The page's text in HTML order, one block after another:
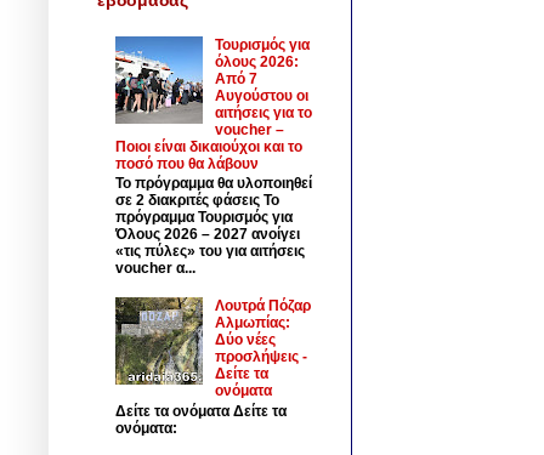
Τουρισμός για
όλους 2026:
Από 7
Αυγούστου οι
αιτήσεις για το
voucher –
Ποιοι είναι δικαιούχοι και το
ποσό που θα λάβουν
Το πρόγραμμα θα υλοποιηθεί
σε 2 διακριτές φάσεις Το
πρόγραμμα Τουρισμός για
Όλους 2026 – 2027 ανοίγει
«τις πύλες» του για αιτήσεις
voucher α...
Λουτρά Πόζαρ
Αλμωπίας:
Δύο νέες
προσλήψεις -
Δείτε τα
ονόματα
Δείτε τα ονόματα Δείτε τα
ονόματα: